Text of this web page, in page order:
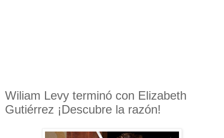
Wiliam Levy terminó con Elizabeth
Gutiérrez ¡Descubre la razón!